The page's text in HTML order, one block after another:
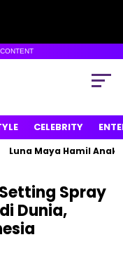
CELEBRITY
Maya Hamil Anak
Spray
Dunia,